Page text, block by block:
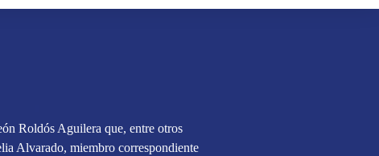
Roldós Aguilera que, entre otros
Alvarado, miembro correspondiente